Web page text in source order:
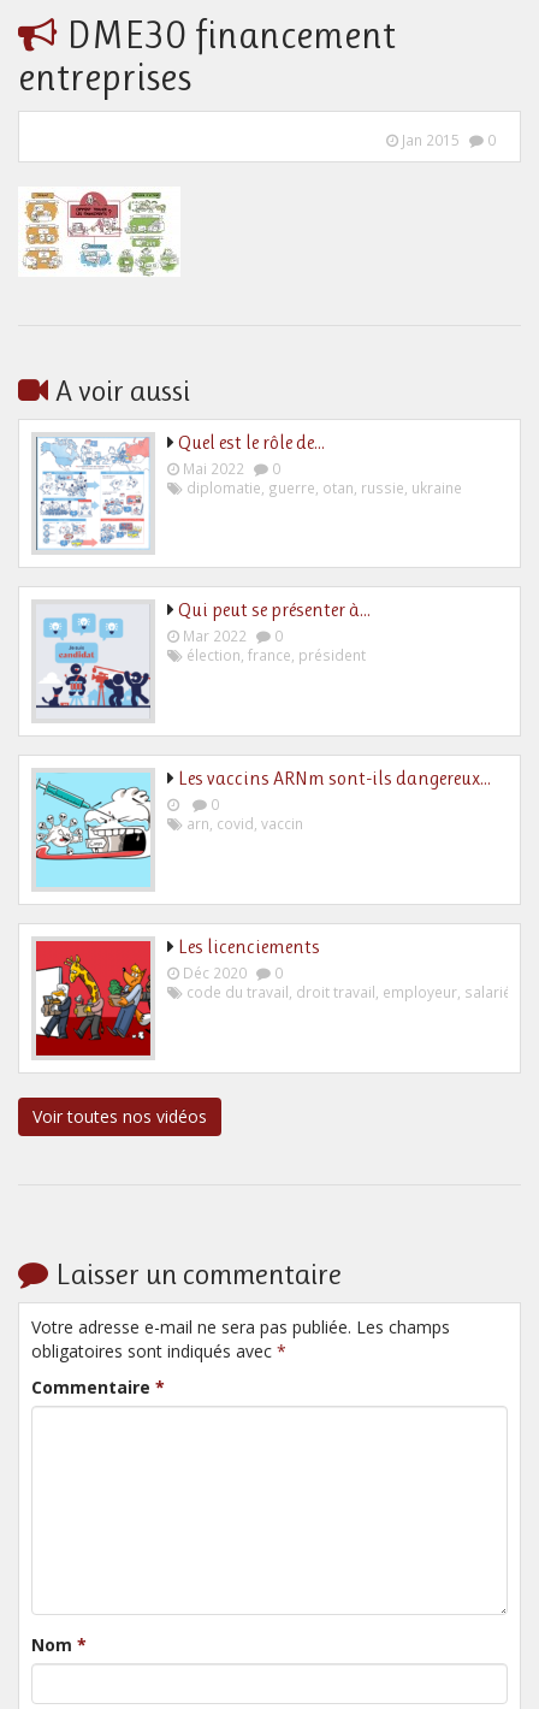
DME30 financement
entreprises
Jan 2015 0
A voir aussi
Quel est le rôle de…
Mai 2022
0
diplomatie guerre otan russie ukraine
Qui peut se présenter à…
Mar 2022
0
élection, france, président
Les vaccins ARNm sont-ils dangereux…
0
arn, covid, vaccin
Les licenciements
Déc 2020
0
code du travail, droit travail, employeur, salarié
Voir toutes nos vidéos
Laisser un commentaire
Votre adresse e-mail ne sera pas publiée. Les champs
obligatoires sont indiqués avec *
Commentaire *
Nom *